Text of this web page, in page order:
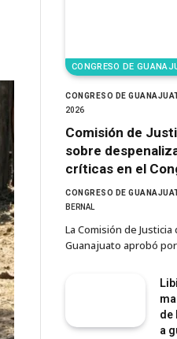
CONGRESO DE
CONGRESO DE
2026
Comisión de
sobre
críticas en el
CONGRESO DE
BERNAL
La Comisión de
Guanajuato aprobó
de
a